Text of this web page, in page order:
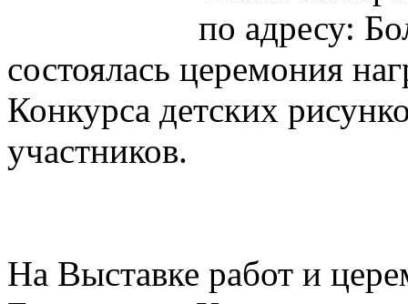
по адресу:
состоялась церемония
Конкурса детских
участников.
На Выставке работ и